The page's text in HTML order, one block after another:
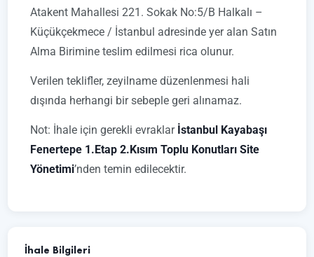
Atakent Mahallesi 221. Sokak No:5/B Halkalı –
Küçükçekmece / İstanbul adresinde yer alan Satın
Alma Birimine teslim edilmesi rica olunur.
Verilen teklifler, zeyilname düzenlenmesi hali
dışında herhangi bir sebeple geri alınamaz.
Not: İhale için gerekli evraklar İstanbul Kayabaşı
Fenertepe 1.Etap 2.Kısım Toplu Konutları Site
Yönetimi’nden temin edilecektir.
İhale Bilgileri